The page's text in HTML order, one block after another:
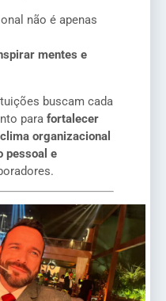
não é apenas
mentes e
buscam cada
para fortalecer
organizacional
pessoal e